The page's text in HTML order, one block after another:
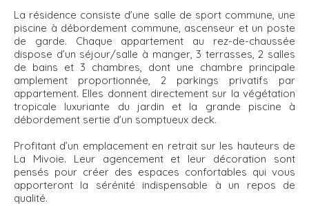
La résidence consiste d’une salle de sport commune, une
piscine à débordement commune, ascenseur et un poste
de garde. Chaque appartement au rez-de-chaussée
dispose d’un séjour/salle à manger, 3 terrasses, 2 salles
de bains et 3 chambres, dont une chambre principale
amplement proportionnée, 2 parkings privatifs par
appartement. Elles donnent directement sur la végétation
tropicale luxuriante du jardin et la grande piscine à
débordement sertie d’un somptueux deck.
Profitant d’un emplacement en retrait sur les hauteurs de
La Mivoie. Leur agencement et leur décoration sont
pensés pour créer des espaces confortables qui vous
apporteront la sérénité indispensable à un repos de
qualité.